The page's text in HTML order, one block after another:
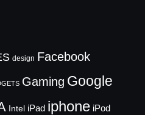
design Facebook
Gaming Google
Intel iPad iphone iPod